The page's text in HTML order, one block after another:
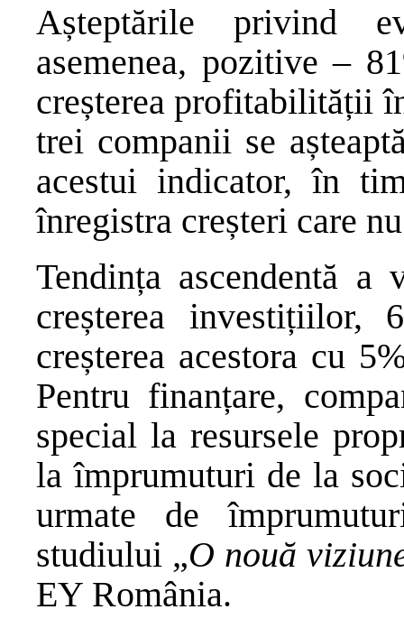
Așteptările privind
asemenea, pozitive –
creșterea profitabilității
trei companii se
acestui indicator, în
înregistra creșteri care
Tendința ascendentă
creșterea investițiilor,
creșterea acestora cu
Pentru finanțare,
special la resursele
la împrumuturi de la
urmate de
studiului „O nouă
EY România.